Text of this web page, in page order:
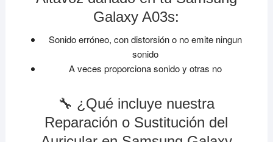
Galaxy A03s:
Sonido erróneo, con distorsión o no emite ningun
sonido
A veces proporciona sonido y otras no
🔧 ¿Qué incluye nuestra
Reparación o Sustitución del